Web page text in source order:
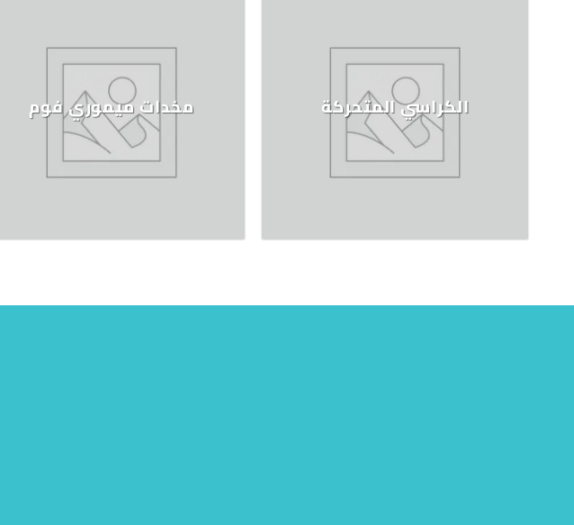
الكراسي المتحركة مخدات ميموري فوم